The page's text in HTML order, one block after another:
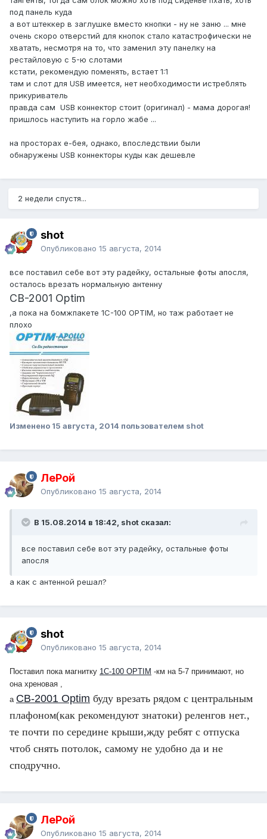
под панель куда
а вот штеккер в заглушке вместо кнопки - ну не заню ... мне
очень скоро отверстий для кнопок стало катастрофически не
хватать, несмотря на то, что заменил эту панелку на
рестайловую с 5-ю слотами
кстати, рекомендую поменять, встает 1:1
там и слот для USB имеется, нет необходимости истреблять
прикуриватель
правда сам USB коннектор стоит (оригинал) - мама дорогая!
пришлось наступить на горло жабе ...
на просторах е-бея, однако, впоследствии были
обнаружены USB коннекторы куды как дешевле
2 недели спустя...
shot
Опубликовано 15 августа, 2014
все поставил себе вот эту радейку, остальные фоты апосля,
осталось врезать нормальную антенну
CB-2001 Optim
,а пока на бомжпакете 1С-100 OPTIM, но таж работает не
плохо
Изменено 15 августа, 2014 пользователем shot
ЛеРой
Опубликовано 15 августа, 2014
В 15.08.2014 в 18:42, shot сказал:
все поставил себе вот эту радейку, остальные фоты
апосля
а как с антенной решал?
shot
Опубликовано 15 августа, 2014
Поставил пока магнитку 1С-100 OPTIM -км на 5-7 принимают, но
она хреновая ,
а CB-2001 Optim буду врезать рядом с центральным
плафоном(как рекомендуют знатоки) реленгов нет.,
те почти по середине крыши,жду ребят с отпуска
чтоб снять потолок, самому не удобно да и не
сподручно.
ЛеРой
Опубликовано 15 августа, 2014